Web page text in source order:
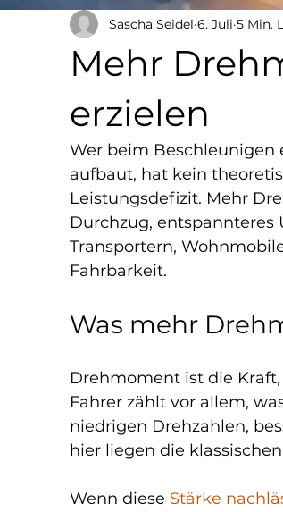
Mehr
erzielen
Sascha Seidel 6. Juli 5 Min.
Wer beim Beschleunigen
aufbaut, hat kein
Leistungsdefizit. Mehr
Durchzug,
Transportern,
Fahrbarkeit.
Was mehr
Drehmoment ist die
Fahrer zählt vor allem,
niedrigen Drehzahlen,
hier liegen die
Wenn diese Stärke